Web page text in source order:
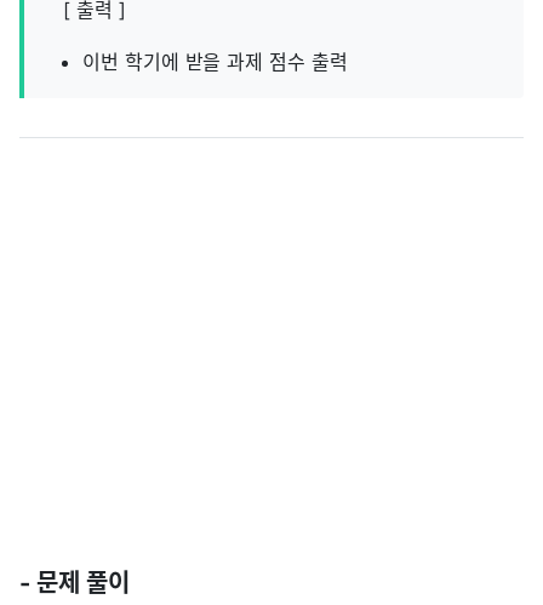
[ 출력 ]
이번 학기에 받을 과제 점수 출력
- 문제 풀이